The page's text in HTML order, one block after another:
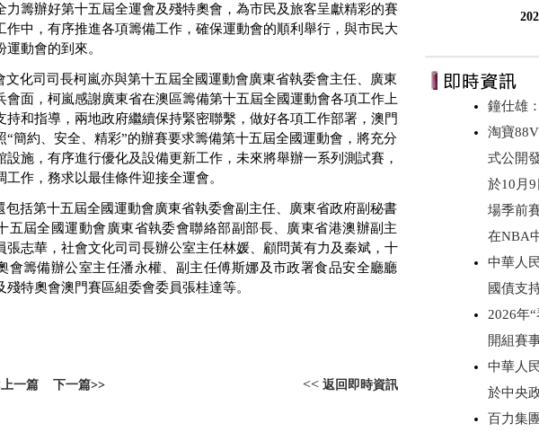
力籌辦好第十五屆全運會及殘特奧會，為市民及旅客呈獻精彩的賽
作中，有序推進各項籌備工作，確保運動會的順利舉行，與市民大
動會的到來。
文化司司長柯嵐亦與第十五屆全國運動會廣東省執委會主任、廣東
會面，柯嵐感謝廣東省在澳區籌備第十五屆全國運動會各項工作上
持和指導，兩地政府繼續保持緊密聯繫，做好各項工作部署，澳門
“簡約、安全、精彩”的辦賽要求籌備第十五屆全國運動會，將充分
設施，有序進行優化及設備更新工作，未來將舉辦一系列測試賽，
工作，務求以最佳條件迎接全運會。
包括第十五屆全國運動會廣東省執委會副主任、廣東省政府副秘書
五屆全國運動會廣東省執委會聯絡部副部長、廣東省港澳辦副主
張志華，社會文化司司長辦公室主任林媛、顧問黃有力及秦斌，十
會籌備辦公室主任潘永權、副主任傅斯娜及市政署食品安全廳廳
殘特奧會澳門賽區組委會委員張桂達等。
上一篇 下一篇>> << 返回即時資訊
鐘仕雄
淘寶
式公開
於10月
場季前
在NBA
中華人
國債支
2026年
開組賽
中華人
於中央
百力集